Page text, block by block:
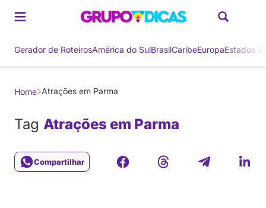
Gerador de RoteirosAmérica do SulBrasilCaribeEuropaEstados
Home Atrações em Parma
Tag Atrações em Parma
Compartilhar